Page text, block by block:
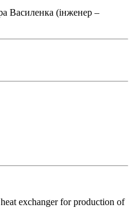
Василенка (інженер –
exchanger for production of